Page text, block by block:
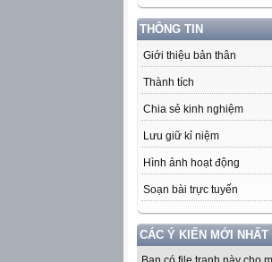
THÔNG TIN
Giới thiệu bản thân
Thành tích
Chia sẻ kinh nghiệm
Lưu giữ kỉ niệm
Hình ảnh hoạt động
Soạn bài trực tuyến
CÁC Ý KIẾN MỚI NHẤT